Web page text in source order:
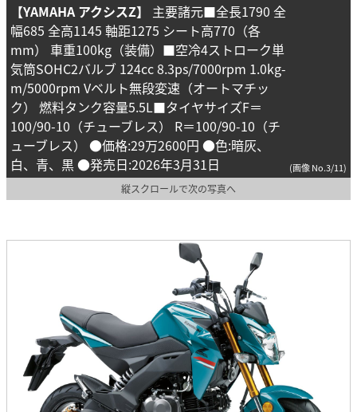
【YAMAHA アクシスZ】 主要諸元■全長1790 全
幅685 全高1145 軸距1275 シート高770（各
mm） 車重100kg（装備）■空冷4ストローク単
気筒SOHC2バルブ 124cc 8.3ps/7000rpm 1.0kg-
m/5000rpm Vベルト無段変速（オートマチッ
ク） 燃料タンク容量5.5L■タイヤサイズF＝
100/90-10（チューブレス） R＝100/90-10（チ
ューブレス） ●価格:29万2600円 ●色:暗灰、
白、青、黒 ●発売日:2026年3月31日
(画像 No.3/11)
縦スクロールで次の写真へ